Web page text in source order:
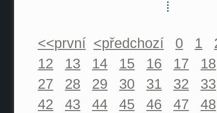
<<první <předchozí 0 1
12
13 14 15 16 17
18
27
28 29 30 31 32
33
42
43 44 45 46 47
48